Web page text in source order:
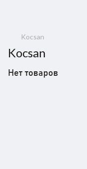
Kocsan
Kocsan
Нет товаров